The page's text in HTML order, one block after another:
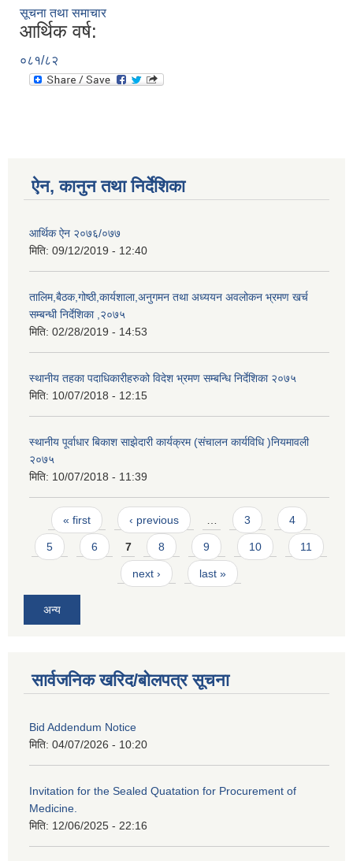
सूचना तथा समाचार
आर्थिक वर्ष:
०८१/८२
ऐन, कानुन तथा निर्देशिका
आर्थिक ऐन २०७६/०७७
मिति: 09/12/2019 - 12:40
तालिम,बैठक,गोष्ठी,कार्यशाला,अनुगमन तथा अध्ययन अवलोकन भ्रमण खर्च
सम्बन्धी निर्देशिका ,२०७५
मिति: 02/28/2019 - 14:53
स्थानीय तहका पदाधिकारीहरुको विदेश भ्रमण सम्बन्धि निर्देशिका २०७५
मिति: 10/07/2018 - 12:15
स्थानीय पूर्वाधार बिकाश साझेदारी कार्यक्रम (संचालन कार्यविधि )नियमावली
२०७५
मिति: 10/07/2018 - 11:39
Pages
« first ‹ previous 3 4
5 6 7 8 9 10 11
next › last »
अन्य
सार्वजनिक खरिद/बोलपत्र सूचना
Bid Addendum Notice
मिति: 04/07/2026 - 10:20
Invitation for the Sealed Quatation for Procurement of
Medicine.
मिति: 12/06/2025 - 22:16